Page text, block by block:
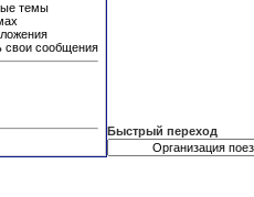
темы
свои сообщения
Быстрый переход